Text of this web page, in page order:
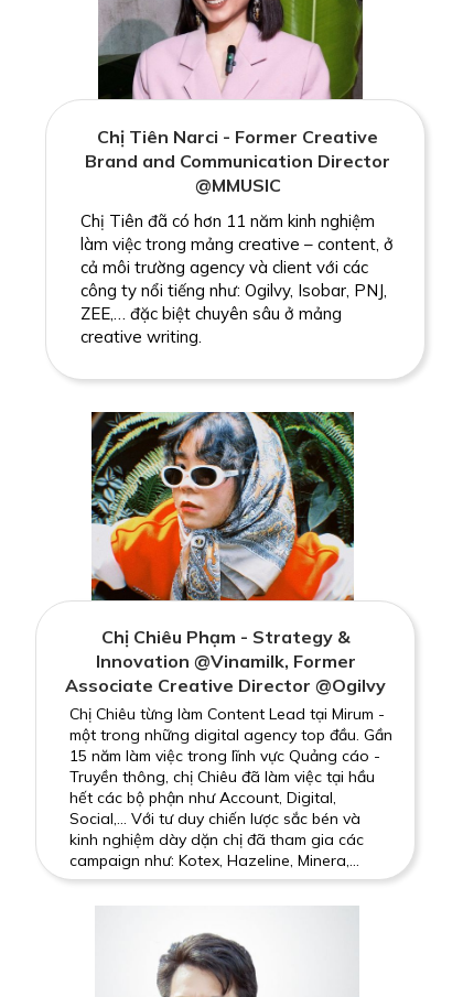
Chị Tiên đã có hơn 11 năm kinh nghiệm
làm việc trong mảng creative – content, ở
cả môi trường agency và client với các
công ty nổi tiếng như: Ogilvy, Isobar, PNJ,
ZEE,… đặc biệt chuyên sâu ở mảng
creative writing.
Chị Tiên Narci - Former Creative
Brand and Communication Director
@MMUSIC
Chị Chiêu từng làm Content Lead tại Mirum -
một trong những digital agency top đầu. Gần
15 năm làm việc trong lĩnh vực Quảng cáo -
Truyền thông, chị Chiêu đã làm việc tại hầu
hết các bộ phận như Account, Digital,
Social,... Với tư duy chiến lược sắc bén và
kinh nghiệm dày dặn chị đã tham gia các
campaign như: Kotex, Hazeline, Minera,...
Chị Chiêu Phạm - Strategy &
Innovation @Vinamilk, Former
Associate Creative Director @Ogilvy